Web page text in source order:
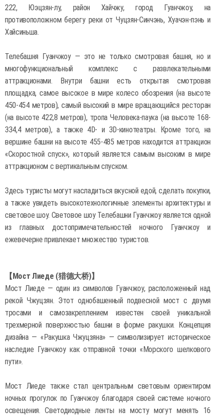
222, Юэцзян-лу, район Хайчжу, город Гуанчжоу, на
противоположном берегу реки от Чуцзян-Синчэнь, Хуачэн-пэнь и
Хайсиньша.
Телебашня Гуанчжоу — это не только смотровая башня, но и
многофункциональный комплекс с развлекательными
аттракционами. Внутри башни есть открытая смотровая
площадка, самое высокое в мире колесо обозрения (на высоте
450-454 метров), самый высокий в мире вращающийся ресторан
(на высоте 422,8 метров), тропа Человека-паука (на высоте 168-
334,4 метров), а также 4D- и 3D-кинотеатры. Кроме того, на
вершине башни на высоте 455-485 метров находится аттракцион
«Скоростной спуск», который является самым высоким в мире
аттракционом с вертикальным спуском.
Здесь туристы могут насладиться вкусной едой, сделать покупки,
а также увидеть высокотехнологичные элементы архитектуры и
световое шоу. Световое шоу Телебашни Гуанчжоу является одной
из главных достопримечательностей ночного Гуанчжоу и
ежевечерне привлекает множество туристов.
【Мост Лиеде (猎德大桥)】
Мост Лиеде — один из символов Гуанчжоу, расположенный над
рекой Чжуцзян. Этот однобашенный подвесной мост с двумя
тросами и самозакреплением известен своей уникальной
трехмерной поверхностью башни в форме ракушки. Концепция
дизайна — «Ракушка Чжуцзяна» — символизирует историческое
наследие Гуанчжоу как отправной точки «Морского шелкового
пути».
Мост Лиеде также стал центральным световым ориентиром
ночных прогулок по Гуанчжоу благодаря своей системе ночного
освещения. Светодиодные ленты на мосту могут менять 16